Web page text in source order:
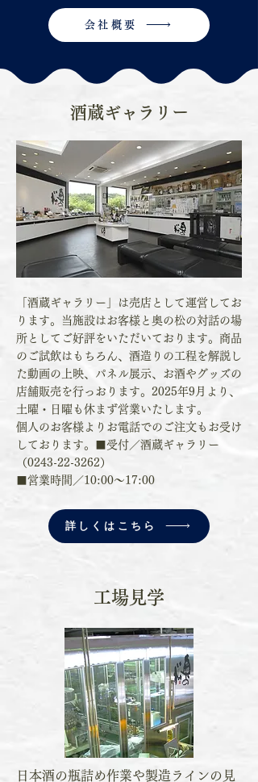
会社概要
酒蔵ギャラリー
「酒蔵ギャラリー」は売店として運営してお
ります。当施設はお客様と奥の松の対話の場
所としてご好評をいただいております。商品
のご試飲はもちろん、酒造りの工程を解説し
た動画の上映、パネル展示、お酒やグッズの
店舗販売を行っおります。2025年9月より、
土曜・日曜も休まず営業いたします。
個人のお客様よりお電話でのご注文もお受け
しております。■受付／酒蔵ギャラリー
（0243-22-3262）
​■営業時間／10:00～17:00
詳しくはこちら
工場見学
日本酒の瓶詰め作業や製造ラインの見